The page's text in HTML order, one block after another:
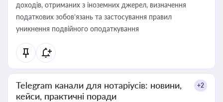
доходів, отриманих з іноземних джерел, визначення
податкових зобов’язань та застосування правил
уникнення подвійного оподаткування
Telegram канали для нотаріусів: новини,
кейси, практичні поради
+2